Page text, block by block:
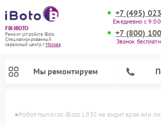
FIX-IBOTO
Ремонт устройств iBoto
Специализированный
cервисный центр г.Москва
+7 (495)
Ежедневно с
+7 (800)
Звонок
Мы ремонтируем
Робот-пылесос iBoto L935 не видит края или